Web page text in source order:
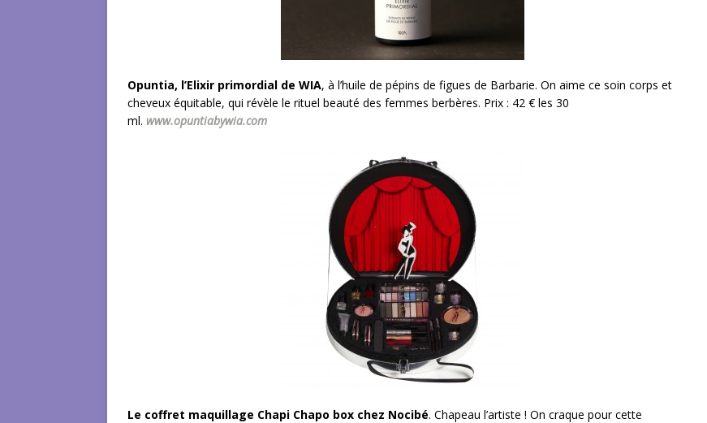
Opuntia, l’Elixir primordial de WIA, à l’huile de pépins de figues de Barbarie. On aime ce soin corps et
cheveux équitable, qui révèle le rituel beauté des femmes berbères. Prix : 42 € les 30
ml. www.opuntiabywia.com
Le coffret maquillage Chapi Chapo box chez Nocibé. Chapeau l’artiste ! On craque pour cette